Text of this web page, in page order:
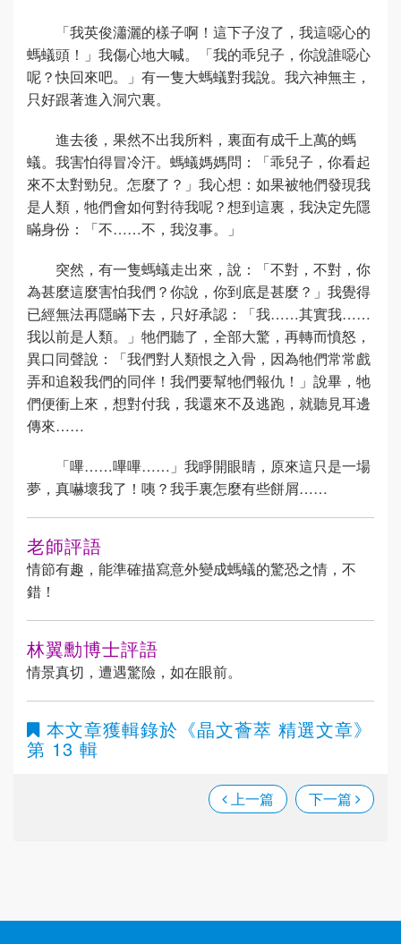
「我英俊瀟灑的樣子啊！這下子沒了，我這噁心的
螞蟻頭！」我傷心地大喊。「我的乖兒子，你說誰噁心
呢？快回來吧。」有一隻大螞蟻對我說。我六神無主，
只好跟著進入洞穴裏。
進去後，果然不出我所料，裏面有成千上萬的螞
蟻。我害怕得冒冷汗。螞蟻媽媽問：「乖兒子，你看起
來不太對勁兒。怎麼了？」我心想：如果被牠們發現我
是人類，牠們會如何對待我呢？想到這裏，我決定先隱
瞞身份：「不……不，我沒事。」
突然，有一隻螞蟻走出來，說：「不對，不對，你
為甚麼這麼害怕我們？你說，你到底是甚麼？」我覺得
已經無法再隱瞞下去，只好承認：「我……其實我……
我以前是人類。」牠們聽了，全部大驚，再轉而憤怒，
異口同聲說：「我們對人類恨之入骨，因為牠們常常戲
弄和追殺我們的同伴！我們要幫牠們報仇！」說畢，牠
們便衝上來，想對付我，我還來不及逃跑，就聽見耳邊
傳來……
「嗶……嗶嗶……」我睜開眼睛，原來這只是一場
夢，真嚇壞我了！咦？我手裏怎麼有些餅屑……
老師評語
情節有趣，能準確描寫意外變成螞蟻的驚恐之情，不
錯！
林翼勳博士評語
情景真切，遭遇驚險，如在眼前。
本文章獲輯錄於 《晶文薈萃 精選文章》
第 13 輯
上一篇 下一篇